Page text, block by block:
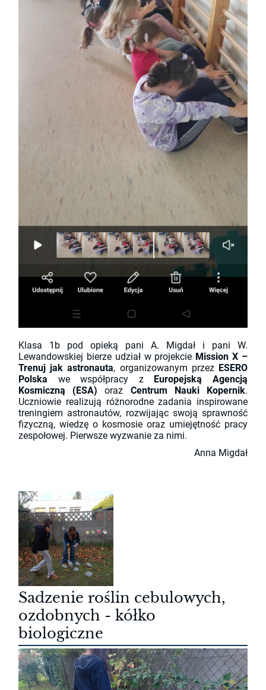
Klasa 1b pod opieką pani A. Migdał i pani W.
Lewandowskiej bierze udział w projekcie Mission X –
Trenuj jak astronauta, organizowanym przez ESERO
Polska
we współpracy z
Europejską Agencją
Kosmiczną (ESA)
oraz Centrum Nauki Kopernik.
Uczniowie realizują różnorodne zadania inspirowane
treningiem astronautów, rozwijając swoją sprawność
fizyczną, wiedzę o kosmosie oraz umiejętność pracy
zespołowej. Pierwsze wyzwanie za nimi.
Anna Migdał
Sadzenie roślin cebulowych,
ozdobnych - kółko
biologiczne